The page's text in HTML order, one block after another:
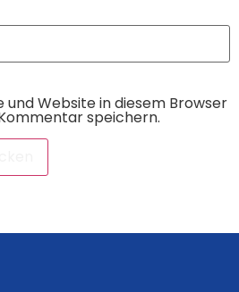
und Website in diesem Browser
speichern.